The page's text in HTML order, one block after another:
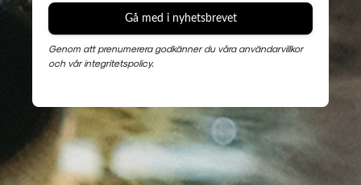
Gå med i nyhetsbrevet
Genom att prenumerera godkänner du våra användarvillkor
och vår integritetspolicy.